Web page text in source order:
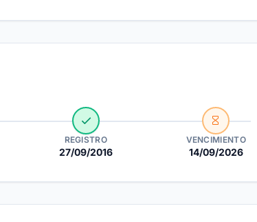
REGISTRO
27/09/2016
VENCIMIENTO
14/09/2026